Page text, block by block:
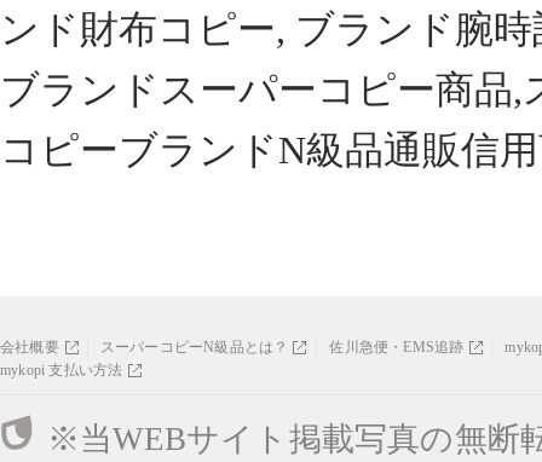
ンド財布コピー, ブランド腕
ブランドスーパーコピー商品
コピーブランドN級品通販信
会社概要 スーパーコピーN級品とは？ 佐川急便・EMS追跡
mykopi 支払い方法
※当WEBサイト掲載写真の無断